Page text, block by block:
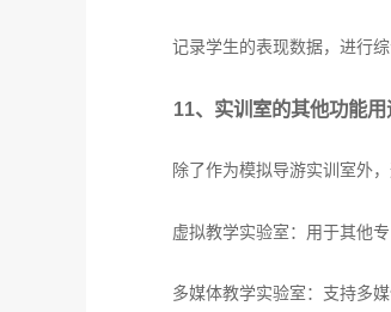
记录学生的表现数据，进行
11、实训室的其他功能用
除了作为模拟导游实训室外
虚拟教学实验室：用于其他
多媒体教学实验室：支持多